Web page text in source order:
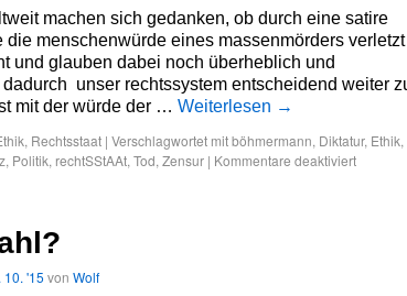
machen sich gedanken, ob durch eine satire
die menschenwürde eines massenmörders verletzt
und glauben dabei noch überheblich und
unser rechtssystem entscheidend weiter
mit der würde der … Weiterlesen →
, Rechtsstaat | Verschlagwortet mitböhmermann, Diktatur, Ethik,
, Politik, rechtSStAAt, Tod, Zensur | Kommentare deaktiviert
10. '15 von Wolf